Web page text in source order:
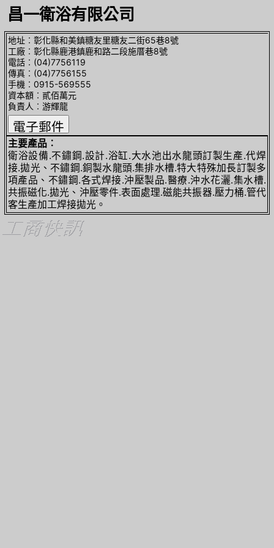
昌一衛浴有限公司
地址︰彰化縣和美鎮糖友里糖友二街65巷8號
工廠︰彰化縣鹿港鎮鹿和路二段施厝巷8號
電話︰(04)7756119
傳真︰(04)7756155
手機︰0915-569555
資本額︰貳佰萬元
負責人︰游輝龍
主要產品︰
衛浴設備.不鏽鋼.設計.浴缸.大水池出水龍頭訂製生產.代焊
接.拋光、不鏽鋼.銅製水龍頭.集排水槽.特大特殊加長訂製多
項產品、不鏽鋼.各式焊接.沖壓製品.醫療.沖水花灑.集水槽.
共振磁化.拋光、沖壓零件.表面處理.磁能共振器.壓力桶.管代
客生產加工焊接拋光。